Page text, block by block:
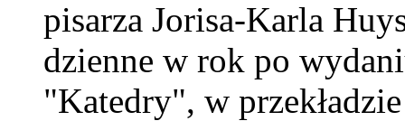
pisarza Jorisa-Karla
dzienne w rok po
"Katedry", w